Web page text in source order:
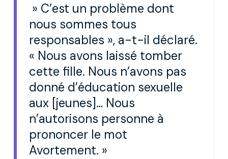
» C’est un problème dont
nous sommes tous
responsables », a-t-il déclaré.
« Nous avons laissé tomber
cette fille. Nous n’avons pas
donné d’éducation sexuelle
aux [jeunes]… Nous
n’autorisons personne à
prononcer le mot
Avortement. »